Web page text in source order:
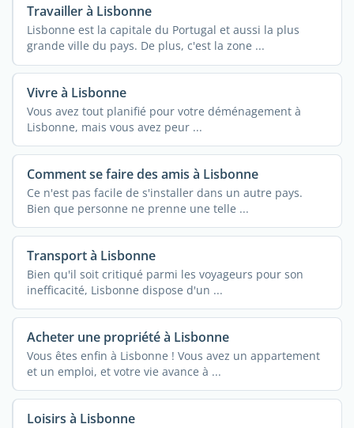
Travailler à Lisbonne
Lisbonne est la capitale du Portugal et aussi la plus
grande ville du pays. De plus, c'est la zone ...
Vivre à Lisbonne
Vous avez tout planifié pour votre déménagement à
Lisbonne, mais vous avez peur ...
Comment se faire des amis à Lisbonne
Ce n'est pas facile de s'installer dans un autre pays.
Bien que personne ne prenne une telle ...
Transport à Lisbonne
Bien qu'il soit critiqué parmi les voyageurs pour son
inefficacité, Lisbonne dispose d'un ...
Acheter une propriété à Lisbonne
Vous êtes enfin à Lisbonne ! Vous avez un appartement
et un emploi, et votre vie avance à ...
Loisirs à Lisbonne